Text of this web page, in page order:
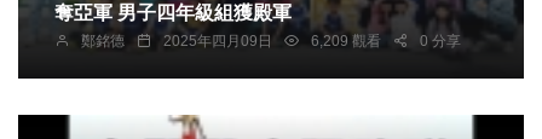
奪亞軍 男子四年級組獲殿軍
鄭銘德 2025年四月09日 6,209 觀看 0 分享